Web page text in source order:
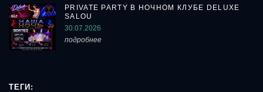
PRIVATE PARTY В НОЧНОМ КЛУБЕ DELUXE
SALOU
30.07.2026
подробнее
ТЕГИ: